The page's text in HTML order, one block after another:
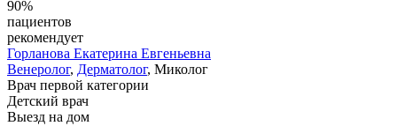
90%
пациентов
рекомендует
Горланова Екатерина Евгеньевна
Венеролог, Дерматолог, Миколог
Врач первой категории
Детский врач
Выезд на дом